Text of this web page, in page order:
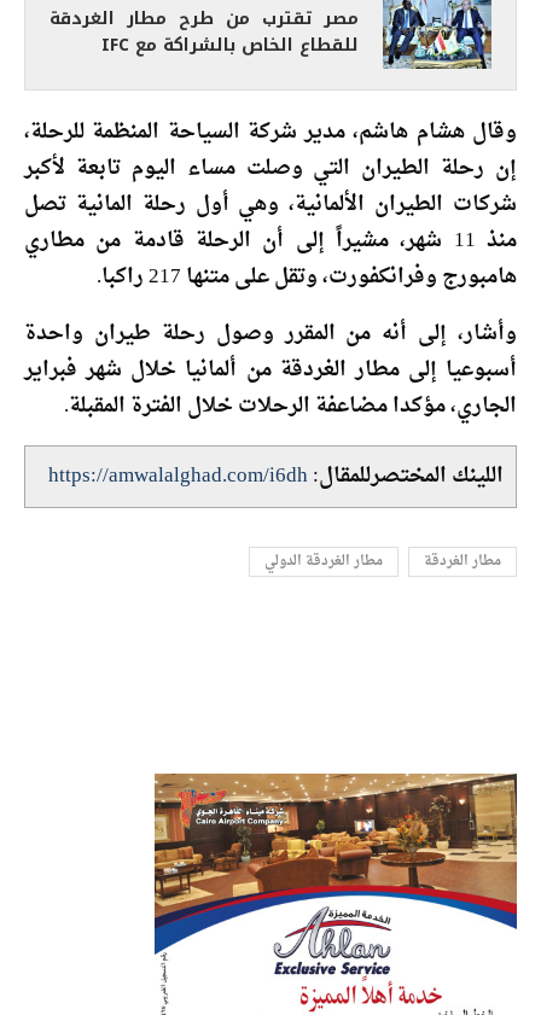
مصر تقترب من طرح مطار الغردقة
للقطاع الخاص بالشراكة مع IFC
وقال هشام هاشم، مدير شركة السياحة المنظمة للرحلة،
إن رحلة الطيران التي وصلت مساء اليوم تابعة لأكبر
شركات الطيران الألمانية، وهي أول رحلة المانية تصل
منذ 11 شهر، مشيراً إلى أن الرحلة قادمة من مطاري
هامبورج وفرانكفورت، وتقل على متنها 217 راكبا.
وأشار، إلى أنه من المقرر وصول رحلة طيران واحدة
أسبوعيا إلى مطار الغردقة من ألمانيا خلال شهر فبراير
الجاري، مؤكدا مضاعفة الرحلات خلال الفترة المقبلة.
اللينك المختصرللمقال:https://amwalalghad.com/i6dh
مطار الغردقة مطار الغردقة الدولي